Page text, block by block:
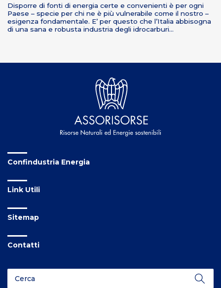
Disporre di fonti di energia certe e convenienti è per ogni
Paese – specie per chi ne è più vulnerabile come il nostro –
esigenza fondamentale. E’ per questo che l’Italia abbisogna
di una sana e robusta industria degli idrocarburi…
Confindustria Energia
Link Utili
Sitemap
Contatti